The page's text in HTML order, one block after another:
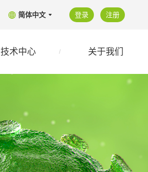
简体中文 登录 注册
技术中心 关于我们